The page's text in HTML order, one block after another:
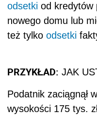
odsetki od kredytów
nowego domu lub
też tylko odsetki
PRZYKŁAD: JAK
Podatnik zaciągnął
wysokości 175 tys.